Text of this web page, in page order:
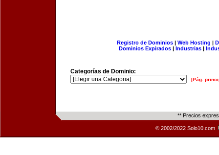
Registro de Dominios| Web Hosting |
Dominios Expirados | Industrias |
Categorías de Dominio:
[Pág.
** Precios
© 2002/2022 Solo10.com